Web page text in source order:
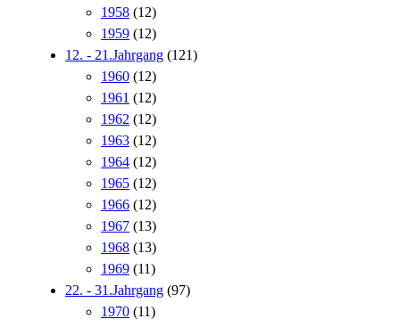
1958 (12)
1959 (12)
12. - 21.Jahrgang (121)
1960 (12)
1961 (12)
1962 (12)
1963 (12)
1964 (12)
1965 (12)
1966 (12)
1967 (13)
1968 (13)
1969 (11)
22. - 31.Jahrgang (97)
1970 (11)